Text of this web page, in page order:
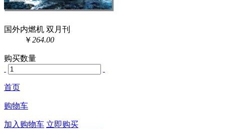
国外内燃机 双月刊
￥264.00
购买数量
首页
购物车
加入购物车 立即购买